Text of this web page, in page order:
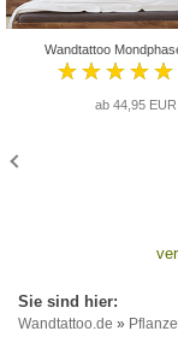
Wandtattoo
★★★★★
ab 44,95 EUR
Wandtattoo.de »